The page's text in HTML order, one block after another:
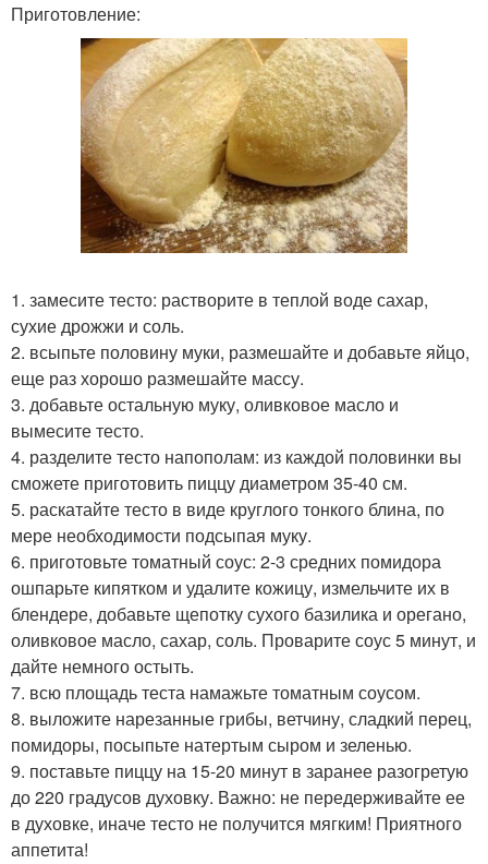
Приготовление:
1. замесите тесто: растворите в теплой воде сахар,
сухие дрожжи и соль.
2. всыпьте половину муки, размешайте и добавьте яйцо,
еще раз хорошо размешайте массу.
3. добавьте остальную муку, оливковое масло и
вымесите тесто.
4. разделите тесто напополам: из каждой половинки вы
сможете приготовить пиццу диаметром 35-40 см.
5. раскатайте тесто в виде круглого тонкого блина, по
мере необходимости подсыпая муку.
6. приготовьте томатный соус: 2-3 средних помидора
ошпарьте кипятком и удалите кожицу, измельчите их в
блендере, добавьте щепотку сухого базилика и орегано,
оливковое масло, сахар, соль. Проварите соус 5 минут, и
дайте немного остыть.
7. всю площадь теста намажьте томатным соусом.
8. выложите нарезанные грибы, ветчину, сладкий перец,
помидоры, посыпьте натертым сыром и зеленью.
9. поставьте пиццу на 15-20 минут в заранее разогретую
до 220 градусов духовку. Важно: не передерживайте ее
в духовке, иначе тесто не получится мягким! Приятного
аппетита!